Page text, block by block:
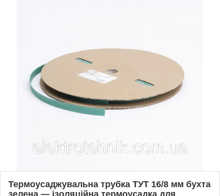
Термоусаджувальна трубка ТУТ 16/8 мм бухта
зелена — ізоляційна термоусадка для